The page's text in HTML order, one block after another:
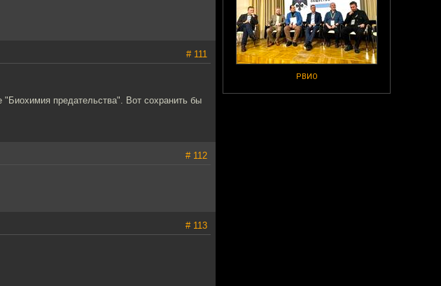
РВИО
# 111
предательства". Вот сохранить бы
# 112
# 113